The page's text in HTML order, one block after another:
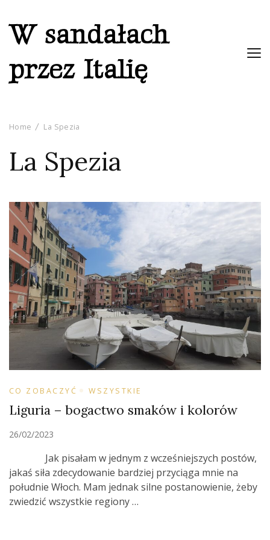
W sandałach
przez Italię
Home La Spezia
La Spezia
CO ZOBACZYĆ WSZYSTKIE
Liguria – bogactwo smaków i kolorów
26/02/2023
Jak pisałam w jednym z wcześniejszych postów,
jakaś siła zdecydowanie bardziej przyciąga mnie na
południe Włoch. Mam jednak silne postanowienie, żeby
zwiedzić wszystkie regiony …